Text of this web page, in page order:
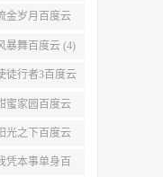
云 (4)
金岁月百度云
暴舞百度云 (4)
徒行者3百度云
源 (3)
蜜家园百度云
光之下百度云
凭本事单身百